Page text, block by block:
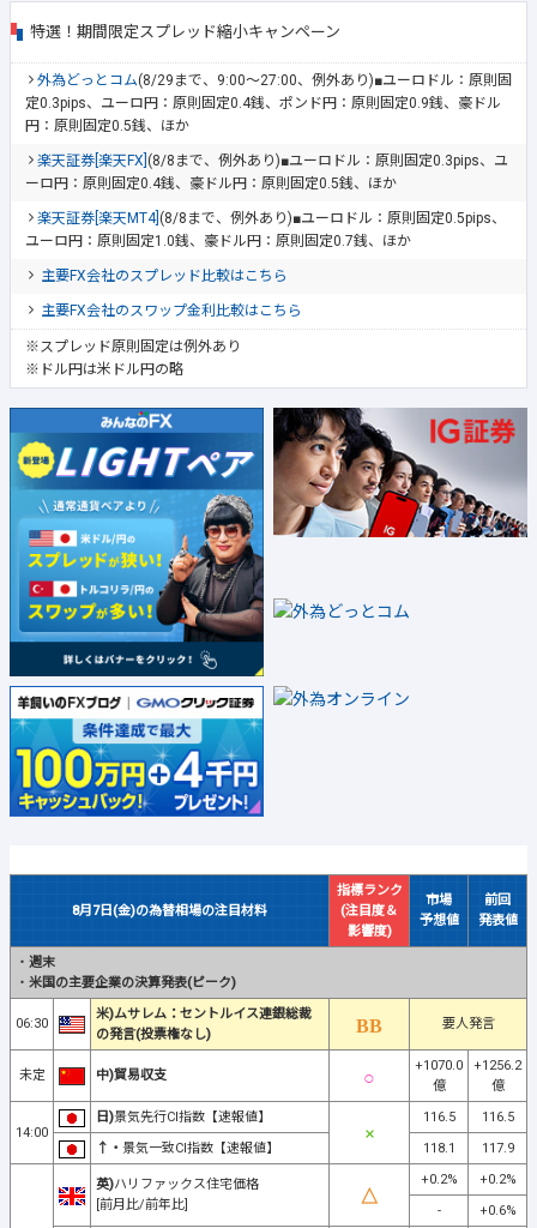
特選！期間限定スプレッド縮小キャンペーン
外為どっとコム(8/29まで、9:00～27:00、例外あり)■ユーロドル：原則固
定0.3pips、ユーロ円：原則固定0.4銭、ポンド円：原則固定0.9銭、豪ドル
円：原則固定0.5銭、ほか
楽天証券[楽天FX] (8/8まで、例外あり)■ユーロドル：原則固定0.3pips、ユ
ーロ円：原則固定0.4銭、豪ドル円：原則固定0.5銭、ほか
楽天証券[楽天MT4] (8/8まで、例外あり)■ユーロドル：原則固定0.5pips、
ユーロ円：原則固定1.0銭、豪ドル円：原則固定0.7銭、ほか
主要FX会社のスプレッド比較はこちら
主要FX会社のスワップ金利比較はこちら
※スプレッド原則固定は例外あり
※ドル円は米ドル円の略
8月7日(金)の為替相場の注目材料
指標ランク
(注目度＆
影響度)
市場
予想値
前回
発表値
・ 週末
・ 米国の主要企業の決算発表(ピーク)
06:30
米)ムサレム：セントルイス連銀総裁
の発言(投票権なし)
要人発言
未定 中)貿易収支
+1070.0
億
+1256.2
億
14:00
日)景気先行CI指数【速報値】 116.5
116.5
↑・ 景気一致CI指数【速報値】 118.1 117.9
英)ハリファックス住宅価格
[前月比/前年比]
+0.2%
+0.2%
-
+0.6%